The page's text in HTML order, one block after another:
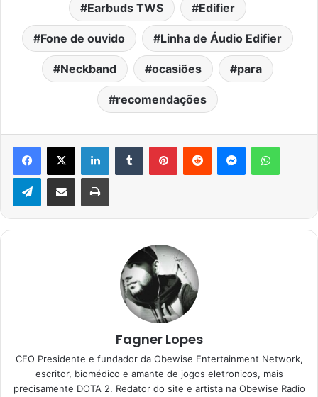
Earbuds TWS Edifier
Fone de ouvido Linha de Áudio Edifier
Neckband ocasiões para
recomendações
Facebook
X LinkedinTumblr PinterestReddit Messenger
TelegramCompartilhar via e-mail Imprimir
Fagner Lopes
CEO Presidente e fundador da Obewise Entertainment Network,
escritor, biomédico e amante de jogos eletronicos, mais
precisamente DOTA 2. Redator do site e artista na Obewise Radio